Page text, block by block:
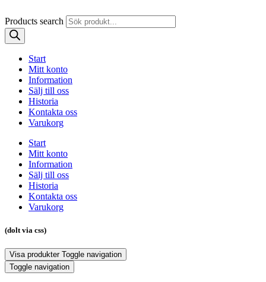
Products search
Start
Mitt konto
Information
Sälj till oss
Historia
Kontakta oss
Varukorg
Start
Mitt konto
Information
Sälj till oss
Historia
Kontakta oss
Varukorg
(dolt via css)
Visa produkter Toggle navigation
Toggle navigation